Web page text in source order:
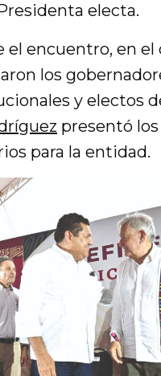
electa.
el encuentro, en el
los
y electos
presentó
para la entidad.